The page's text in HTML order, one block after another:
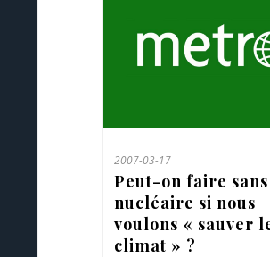
2007-03-17
Peut-on faire sans
nucléaire si nous
voulons « sauver
climat » ?